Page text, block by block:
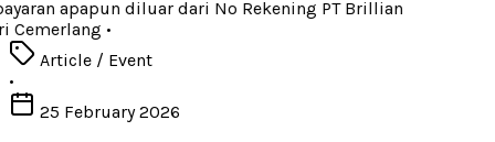
apapun diluar dari No Rekening PT Brillian
Cemerlang•
Article / Event
•
25 February 2026